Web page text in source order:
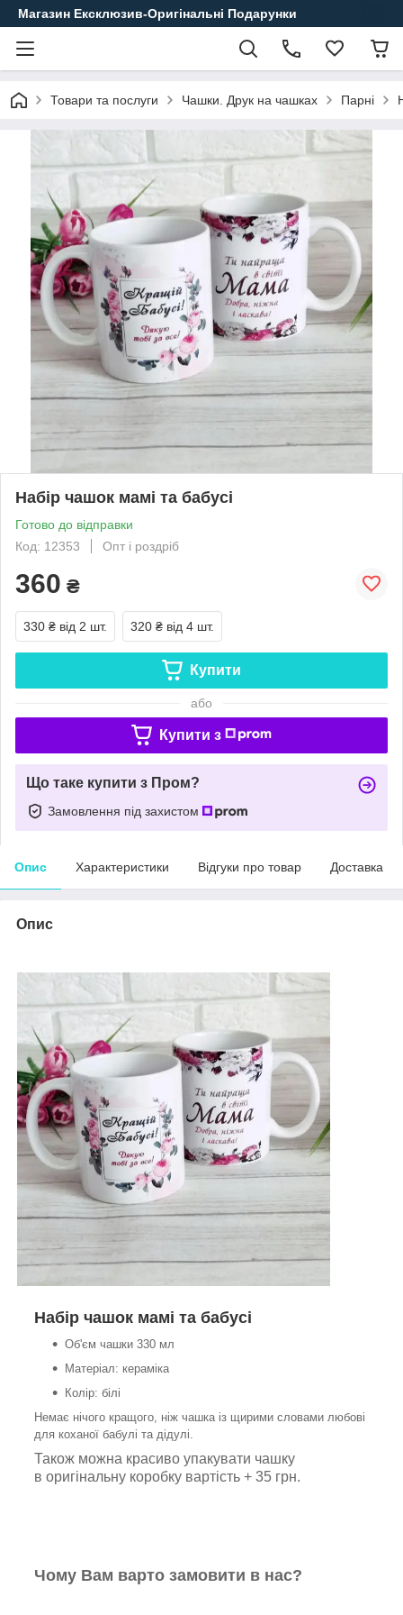
Магазин Ексклюзив-Оригінальні Подарунки
Товари та послуги Чашки. Друк на чашках Парні
Набір чашок мамі та бабусі
Готово до відправки
Код: 12353
Опт і роздріб
360 ₴
330 ₴ від 2 шт. 320 ₴ від 4 шт.
Купити
або
Купити з
Що таке купити з Пром?
Замовлення під захистом
Опис Характеристики Відгуки про товар Доставка
Опис
Набір чашок мамі та бабусі
Об'єм чашки 330 мл
Матеріал: кераміка
Колір: білі
Немає нічого кращого, ніж чашка із щирими словами любові
для коханої бабулі та дідулі.
Також можна красиво упакувати чашку
в оригінальну коробку вартість + 35 грн.
Чому Вам варто замовити в нас?